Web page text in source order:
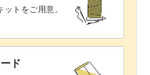
トをご用意。
ド